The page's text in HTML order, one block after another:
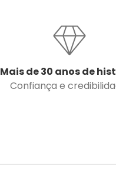
Mais de 30 anos de
Confiança e